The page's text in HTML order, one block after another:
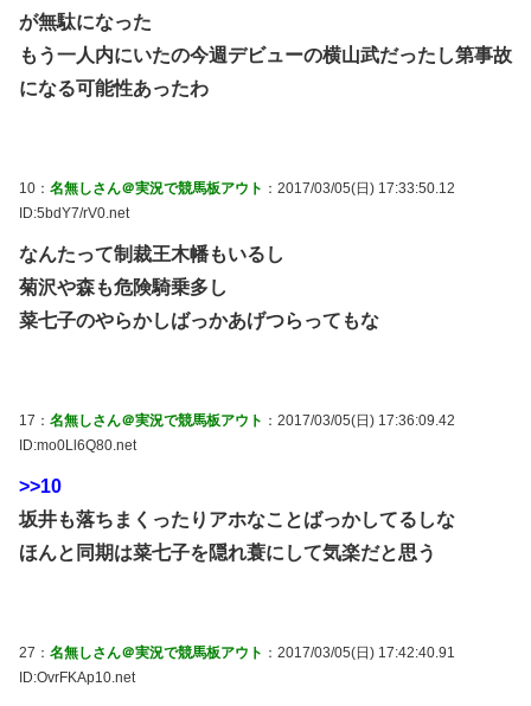
が無駄になった
もう一人内にいたの今週デビューの横山武だったし第事故
になる可能性あったわ
10： 名無しさん＠実況で競馬板アウト ：2017/03/05(日) 17:33:50.12
ID:5bdY7/rV0.net
なんたって制裁王木幡もいるし
菊沢や森も危険騎乗多し
菜七子のやらかしばっかあげつらってもな
17： 名無しさん＠実況で競馬板アウト ：2017/03/05(日) 17:36:09.42
ID:mo0Ll6Q80.net
>>10
坂井も落ちまくったりアホなことばっかしてるしな
ほんと同期は菜七子を隠れ蓑にして気楽だと思う
27： 名無しさん＠実況で競馬板アウト ：2017/03/05(日) 17:42:40.91
ID:OvrFKAp10.net